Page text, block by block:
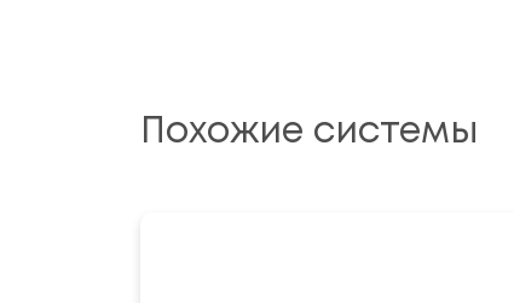
Похожие системы